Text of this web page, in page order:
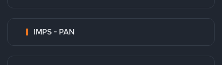
IMPS - PAN